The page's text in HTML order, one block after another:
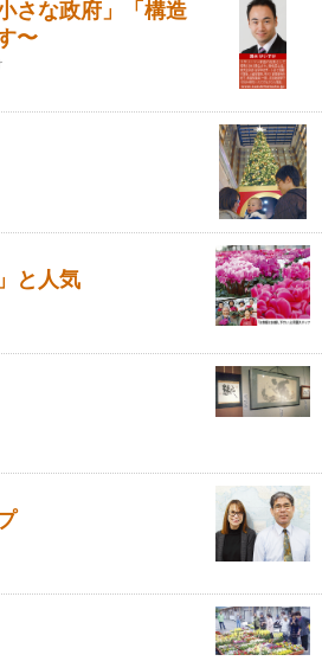
さな政府」「構造
〜
と人気